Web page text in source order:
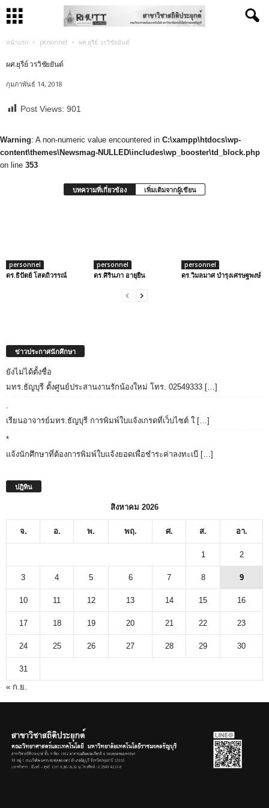
หน้าแรก personnel ผศ.ยุรีย์ วรวิชัยยันต์
ผศ.ยุรีย์ วรวิชัยยันต์
กุมภาพันธ์ 14, 2018
Post Views: 901
Warning: A non-numeric value encountered in C:\xampp\htdocs\wp-
content\themes\Newsmag-NULLED\includes\wp_booster\td_block.php
on line 353
บทความที่เกี่ยวข้อง เพิ่มเติมจากผู้เขียน
personnel
ดร.ธิปัตย์ โสตถิวรรณ์
personnel
ดร.ศิรินภา อายุยืน
personnel
ดร.วิมลมาศ บำรุงเศรษฐพงษ์
ข่าวประกาศนักศึกษา
ยังไม่ได้ตั้งชื่อ
มทร.ธัญบุรี ตั้งศูนย์ประสานงานรักน้องใหม่ โทร. 02549333 […]
.
เรียนอาจารย์มทร.ธัญบุรี การพิมพ์ใบแจ้งเกรดที่เว็บไซต์ ใ […]
*
แจ้งนักศึกษาที่ต้องการพิมพ์ใบแจ้งยอดเพื่อชำระค่าลงทะเบี […]
ปฎิทิน
สิงหาคม 2026
จ. อ. พ. พฤ. ศ. ส. อา.
1 2
3 4 5 6 7 8 9
10 11 12 13 14 15 16
17 18 19 20 21 22 23
24 25 26 27 28 29 30
31
« ก.ย.